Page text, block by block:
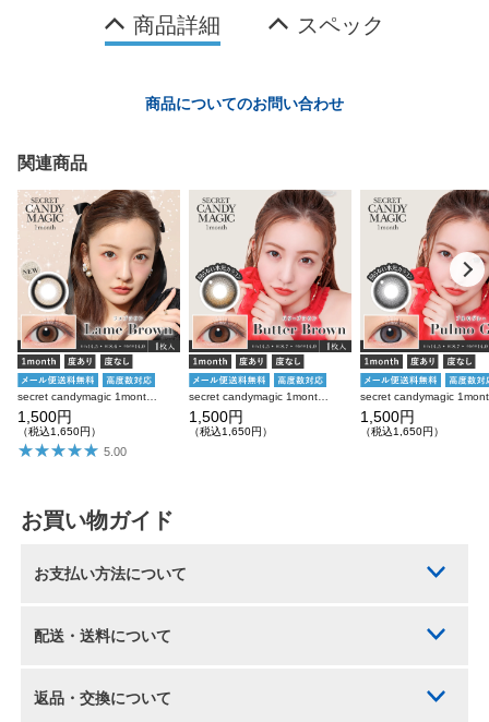
商品詳細 スペック
商品についてのお問い合わせ
関連商品
secret candymagic 1month ラメブラウン 度あり 度なし 1枚入り×2箱 計2枚 シークレットキャンディーマジック カラコン
1,500円
（税込1,650円）
5.00
secret candymagic 1month バターブラウン 度あり 度なし 1枚入り×2箱 計2枚 シークレットキャンディーマジック カラコン
1,500円
（税込1,650円）
1,500円
（税込1,650円）
お買い物ガイド
お支払い方法について
配送・送料について
返品・交換について